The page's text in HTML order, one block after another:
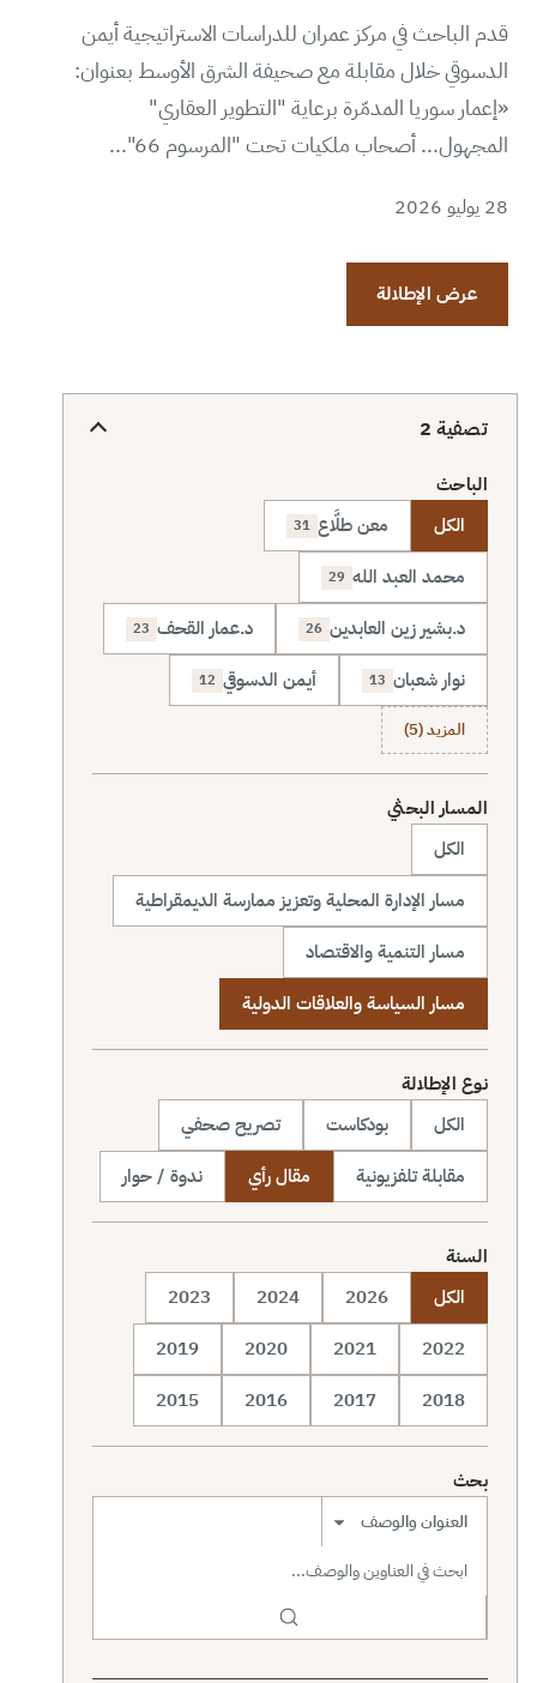
قدم الباحث في مركز عمران للدراسات الاستراتيجية أيمن
الدسوقي خلال مقابلة مع صحيفة الشرق الأوسط بعنوان:
«إعمار سوريا المدمّرة برعاية "التطوير العقاري"
المجهول... أصحاب ملكيات تحت "المرسوم 66"...
28 يوليو 2026
عرض الإطلالة
تصفية 2
الباحث
الكل
معن طلَّاع 31
محمد العبد الله 29
د.بشير زين العابدين 26 د.عمار القحف 23
نوار شعبان 13 أيمن الدسوقي 12
المزيد (5)
المسار البحثي
الكل
مسار الإدارة المحلية وتعزيز ممارسة الديمقراطية
مسار التنمية والاقتصاد
مسار السياسة والعلاقات الدولية
نوع الإطلالة
الكل
بودكاست
تصريح صحفي
مقابلة تلفزيونية
مقال رأي ندوة / حوار
السنة
الكل
2026
2024
2023
2022
2021
2020
2019
2018
2017
2016
2015
بحث
نطاق البحث